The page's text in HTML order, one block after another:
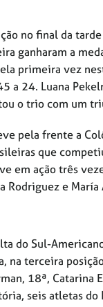
no final da
ganharam a
primeira vez
a 24. Luana
o trio com um
pela frente a
que
em ação três
Rodriguez e
do Sul-
terceira
18ª, Catarina
seis atletas